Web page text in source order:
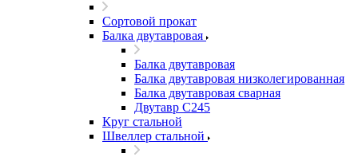
Сортовой прокат
Балка двутавровая
Балка двутавровая
Балка двутавровая низколегированная
Балка двутавровая сварная
Двутавр С245
Круг стальной
Швеллер стальной